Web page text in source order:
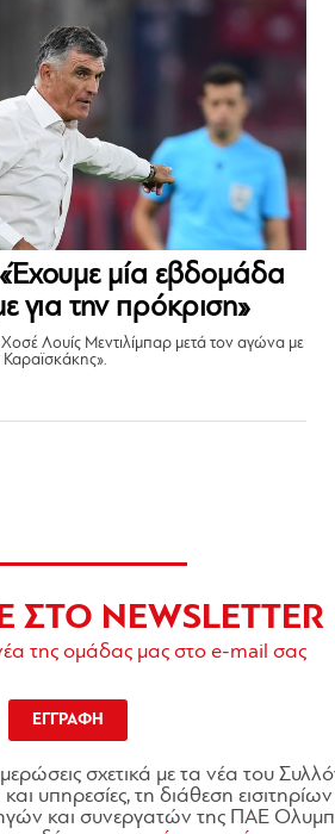
μία εβδομάδα
για την πρόκριση»
Λουίς Μεντιλίμπαρ μετά τον αγώνα με
ΣΤΟ NEWSLETTER
της ομάδας μας στο e-mail σας
ΕΓΓΡΑΦΗ
σχετικά με τα νέα του
υπηρεσίες, τη διάθεση εισιτηρίων
και συνεργατών της ΠΑΕ